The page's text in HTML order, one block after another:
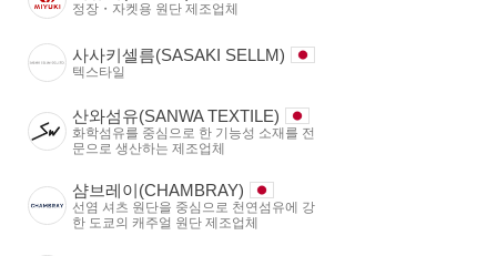
정장・자켓용 원단 제조업체
사사키셀름(SASAKI SELLM)
텍스타일
산와섬유(SANWA TEXTILE)
화학섬유를 중심으로 한 기능성 소재를 전
문으로 생산하는 제조업체
샴브레이(CHAMBRAY)
선염 셔츠 원단을 중심으로 천연섬유에 강
한 도쿄의 캐주얼 원단 제조업체